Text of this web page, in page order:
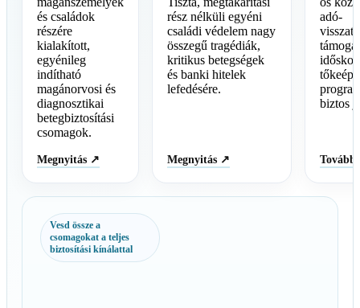
és családok
részére
kialakított,
egyénileg
indítható
magánorvosi és
diagnosztikai
betegbiztosítási
csomagok.
Megnyitás ↗
rész nélküli egyéni
családi védelem nagy
összegű tragédiák,
kritikus betegségek
és banki hitelek
lefedésére.
Megnyitás ↗
adó-
időskori
biztos
Vesd össze a
csomagokat a teljes
biztosítási kínálattal